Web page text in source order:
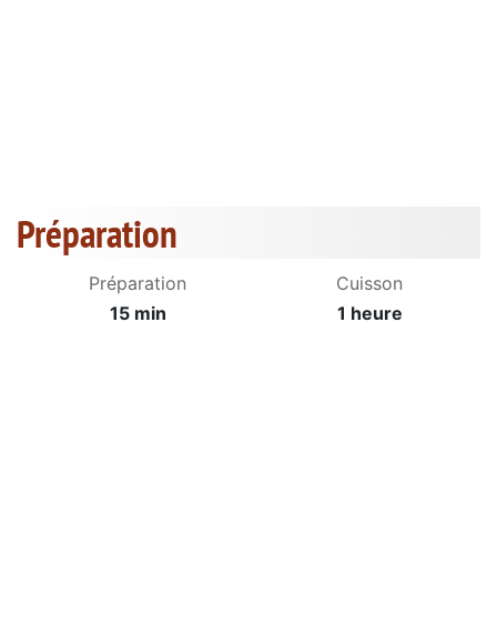
Préparation
Préparation
15 min
Cuisson
1 heure